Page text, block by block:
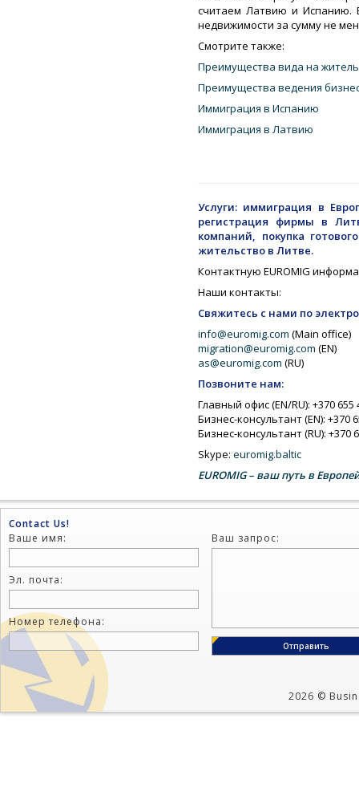
считаем Латвию и Испанию.
недвижимости за сумму не
Смотрите также:
Преимущества вида на
Преимущества ведения
Иммиграция в Испанию
Иммиграция в Латвию
Услуги: иммиграция в
регистрация фирмы в
компаний, покупка
жительство в Литве.
Контактную EUROMIG
Наши контакты:
Свяжитесь с нами по
info@euromig.com (Main office)
migration@euromig.com (EN)
as@euromig.com (RU)
Позвоните нам:
Главный офис (EN/RU): +370
Бизнес-консультант (EN): +370
Бизнес-консультант (RU): +370
Skype: euromig.baltic
EUROMIG – ваш путь в
Contact Us!
Ваше имя:
Эл. почта:
Номер телефона:
Ваш запрос:
2026 ©